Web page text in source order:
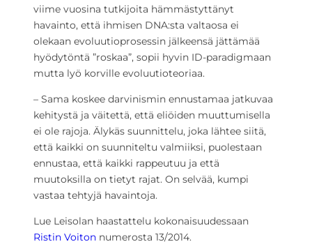
viime vuosina tutkijoita hämmästyttänyt
havainto, että ihmisen DNA:sta valtaosa ei
olekaan evoluutioprosessin jälkeensä jättämää
hyödytöntä ”roskaa”, sopii hyvin ID-paradigmaan
mutta lyö korville evoluutioteoriaa.
– Sama koskee darvinismin ennustamaa jatkuvaa
kehitystä ja väitettä, että eliöiden muuttumisella
ei ole rajoja. Älykäs suunnittelu, joka lähtee siitä,
että kaikki on suunniteltu valmiiksi, puolestaan
ennustaa, että kaikki rappeutuu ja että
muutoksilla on tietyt rajat. On selvää, kumpi
vastaa tehtyjä havaintoja.
Lue Leisolan haastattelu kokonaisuudessaan
Ristin Voiton numerosta 13/2014.